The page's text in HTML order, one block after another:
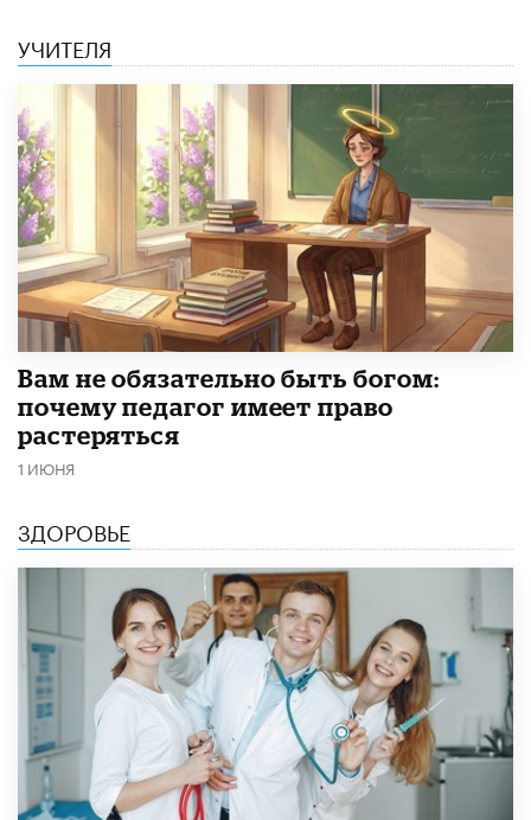
УЧИТЕЛЯ
​Вам не обязательно быть богом:
почему педагог имеет право
растеряться
1 ИЮНЯ
ЗДОРОВЬЕ